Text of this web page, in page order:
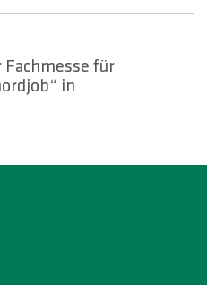
Fachmesse für
in